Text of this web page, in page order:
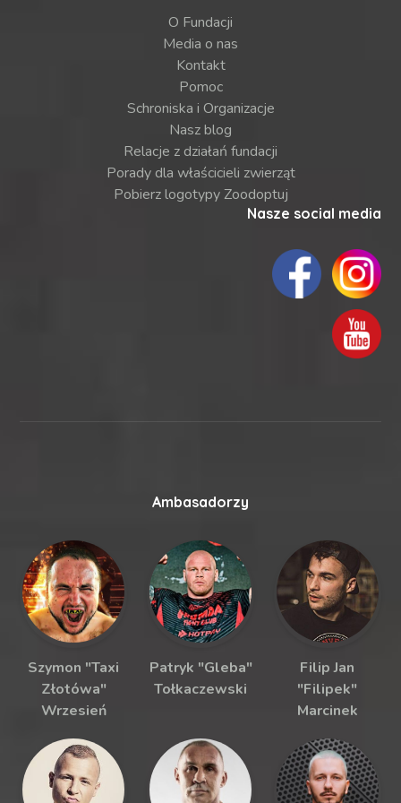
O Fundacji
Media o nas
Kontakt
Pomoc
Schroniska i Organizacje
Nasz blog
Relacje z działań fundacji
Porady dla właścicieli zwierząt
Pobierz logotypy Zoodoptuj
Nasze social media
Ambasadorzy
Szymon "Taxi
Złotówa"
Wrzesień
Patryk "Gleba"
Tołkaczewski
Filip Jan
"Filipek"
Marcinek